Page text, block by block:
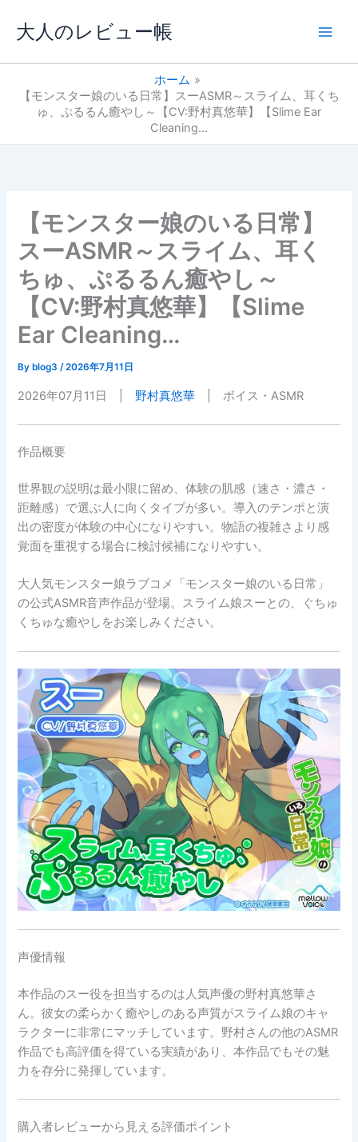
ス
大人のレビュー帳
ホーム
【モンスター娘のいる日常】スーASMR～スライム、耳くち
ゅ、ぷるるん癒やし～【CV:野村真悠華】【Slime Ear
Cleaning…
【モンスター娘のいる日常】
スーASMR～スライム、耳く
ちゅ、ぷるるん癒やし～
【CV:野村真悠華】【Slime
Ear Cleaning…
By blog3/2026年7月11日
2026年07月11日 |野村真悠華 | ボイス・ASMR
作品概要
世界観の説明は最小限に留め、体験の肌感（速さ・濃さ・
距離感）で選ぶ人に向くタイプが多い。導入のテンポと演
出の密度が体験の中心になりやすい。物語の複雑さより感
覚面を重視する場合に検討候補になりやすい。
大人気モンスター娘ラブコメ「モンスター娘のいる日常」
の公式ASMR音声作品が登場。スライム娘スーとの、ぐちゅ
くちゅな癒やしをお楽しみください。
声優情報
本作品のスー役を担当するのは人気声優の野村真悠華さ
ん。彼女の柔らかく癒やしのある声質がスライム娘のキャ
ラクターに非常にマッチしています。野村さんの他のASMR
作品でも高評価を得ている実績があり、本作品でもその魅
力を存分に発揮しています。
購入者レビューから見える評価ポイント